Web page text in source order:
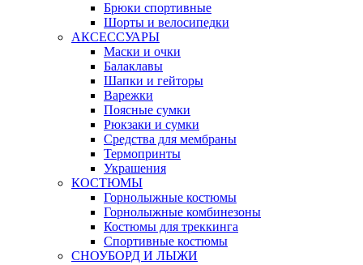
Брюки спортивные
Шорты и велосипедки
АКСЕССУАРЫ
Маски и очки
Балаклавы
Шапки и гейторы
Варежки
Поясные сумки
Рюкзаки и сумки
Средства для мембраны
Термопринты
Украшения
КОСТЮМЫ
Горнолыжные костюмы
Горнолыжные комбинезоны
Костюмы для треккинга
Спортивные костюмы
СНОУБОРД И ЛЫЖИ